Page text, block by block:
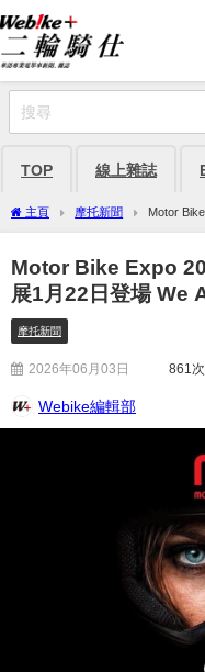
TOP 線上雜誌
主頁 摩托新聞
Motor
We Are MOTORCYCLISTS
Motor Bike Expo
展1月22日登場 We
摩托新聞
2026年06月03日 861
Webike編輯部